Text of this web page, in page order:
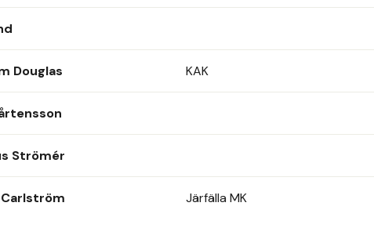
Douglas KAK
Strömér
Järfälla MK